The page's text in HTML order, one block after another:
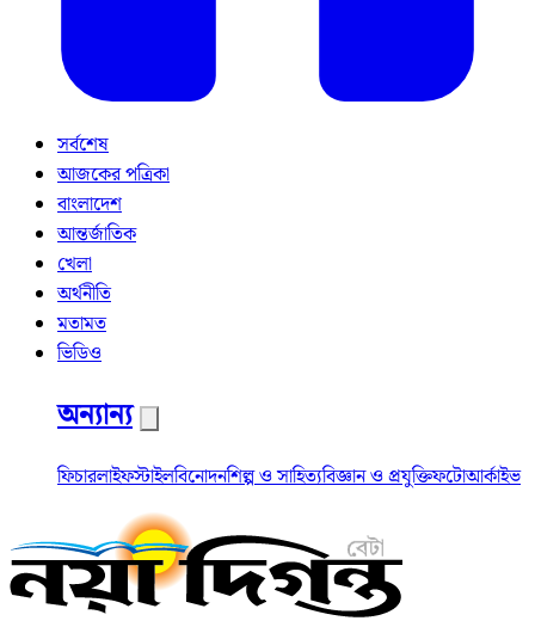
সর্বশেষ
আজকের পত্রিকা
বাংলাদেশ
আন্তর্জাতিক
খেলা
অর্থনীতি
মতামত
ভিডিও
অন্যান্য
ফিচারলাইফস্টাইলবিনোদনশিল্প ও সাহিত্যবিজ্ঞান ও প্রযুক্তিফটোআর্কাইভ